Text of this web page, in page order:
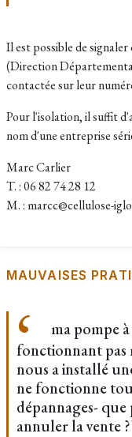
Il est possible de
(Direction
contactée sur leur
Pour l'isolation, il suffit
nom d'une entreprise
Marc Carlier
T. : 06 82 74 28 12
M. : marcc@cellulose-
MAUVAISES
ma pompe
fonctionnant pas
nous a installé
ne fonctionne
dépannages-
annuler la vente